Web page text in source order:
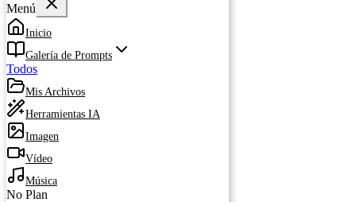
Menú
Inicio
Galería de Prompts
Todos
Mis Archivos
Herramientas IA
Imagen
Vídeo
Música
No Plan